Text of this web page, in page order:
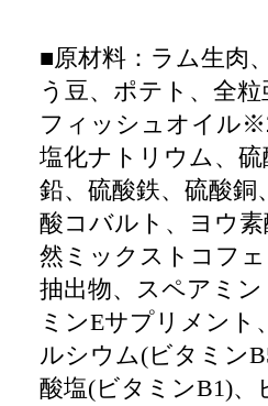
■原材料：ラム生肉
う豆、ポテト、全
フィッシュオイル
塩化ナトリウム、
鉛、硫酸鉄、硫酸
酸コバルト、ヨウ
然ミックストコフ
抽出物、スペアミ
ミンEサプリメン
ルシウム(ビタミン
酸塩(ビタミンB1)